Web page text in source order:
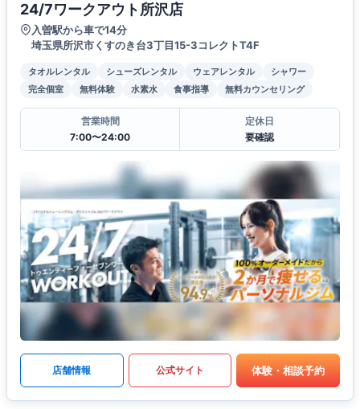
24/7ワークアウト所沢店
入曽駅から車で14分
埼玉県所沢市くすのき台3丁目15-3コレクトT4F
タオルレンタル シューズレンタル ウェアレンタル
シャワー
完全個室
無料体験 水素水 食事指導 無料カウンセリング
営業時間
7:00〜24:00
定休日
要確認
店舗情報 公式サイト 体験・相談予約